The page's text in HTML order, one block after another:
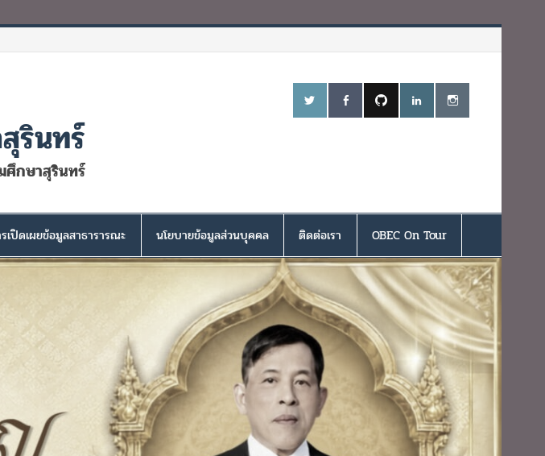
รินทร์
ศึกษาสุรินทร์
เปิดเผยข้อมูลสาธารารณะ นโยบายข้อมูลส่วนบุคคล ติดต่อเรา OBEC On Tour